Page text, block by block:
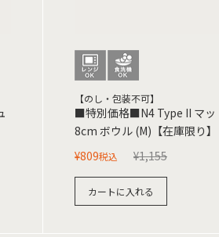
【のし・包装不可】
■特別価格■N4 Type II マッ
8cm ボウル (M)【在庫限り】
¥1,155
¥809税込
カートに入れる